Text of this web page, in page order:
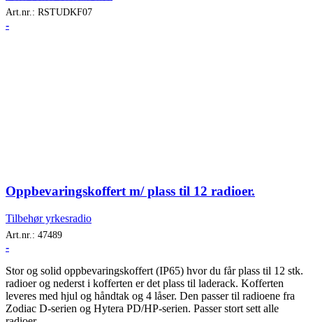
Art.nr.: RSTUDKF07
-
Oppbevaringskoffert m/ plass til 12 radioer.
Tilbehør yrkesradio
Art.nr.: 47489
-
Stor og solid oppbevaringskoffert (IP65) hvor du får plass til 12 stk.
radioer og nederst i kofferten er det plass til laderack. Kofferten
leveres med hjul og håndtak og 4 låser. Den passer til radioene fra
Zodiac D-serien og Hytera PD/HP-serien. Passer stort sett alle